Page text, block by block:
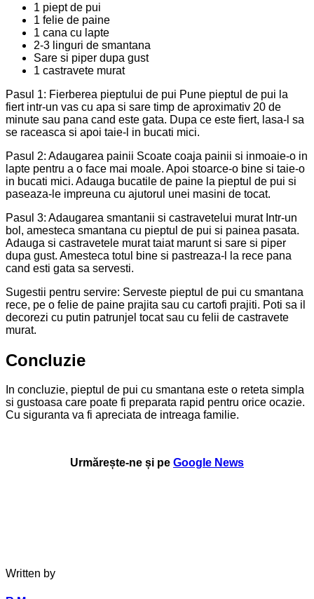
1 piept de pui
1 felie de paine
1 cana cu lapte
2-3 linguri de smantana
Sare si piper dupa gust
1 castravete murat
Pasul 1: Fierberea pieptului de pui Pune pieptul de pui la
fiert intr-un vas cu apa si sare timp de aproximativ 20 de
minute sau pana cand este gata. Dupa ce este fiert, lasa-l sa
se raceasca si apoi taie-l in bucati mici.
Pasul 2: Adaugarea painii Scoate coaja painii si inmoaie-o in
lapte pentru a o face mai moale. Apoi stoarce-o bine si taie-o
in bucati mici. Adauga bucatile de paine la pieptul de pui si
paseaza-le impreuna cu ajutorul unei masini de tocat.
Pasul 3: Adaugarea smantanii si castravetelui murat Intr-un
bol, amesteca smantana cu pieptul de pui si painea pasata.
Adauga si castravetele murat taiat marunt si sare si piper
dupa gust. Amesteca totul bine si pastreaza-l la rece pana
cand esti gata sa servesti.
Sugestii pentru servire: Serveste pieptul de pui cu smantana
rece, pe o felie de paine prajita sau cu cartofi prajiti. Poti sa il
decorezi cu putin patrunjel tocat sau cu felii de castravete
murat.
Concluzie
In concluzie, pieptul de pui cu smantana este o reteta simpla
si gustoasa care poate fi preparata rapid pentru orice ocazie.
Cu siguranta va fi apreciata de intreaga familie.
Urmărește-ne și pe Google News
Written by